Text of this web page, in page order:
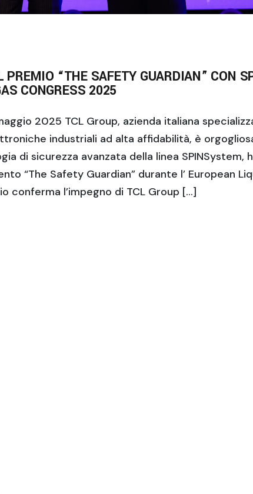
PREMIO “THE SAFETY GUARDIAN” CON
CONGRESS 2025
2025 TCL Group, azienda italiana
industriali ad alta affidabilità, è
di sicurezza avanzata della linea SPINSystem,
“The Safety Guardian” durante l’ European
conferma l’impegno di TCL Group […]